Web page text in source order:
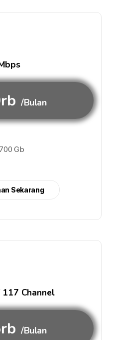
/Bulan
Gb
Sekarang
Channel
/Bulan